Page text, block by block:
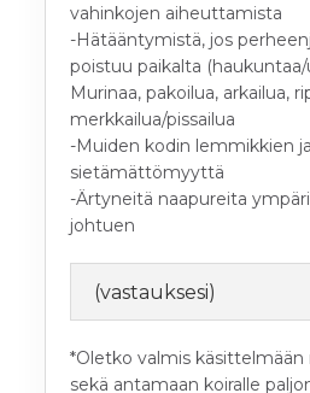
vahinkojen aiheuttamista
-Hätääntymistä, jos
poistuu paikalta
Murinaa, pakoilua, arkailua,
merkkailua/pissailua
-Muiden kodin lemmikkien
sietämättömyyttä
-Ärtyneitä naapureita
johtuen
*Oletko valmis käsittelmään
sekä antamaan koiralle